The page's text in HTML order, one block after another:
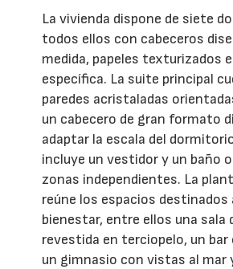
La vivienda dispone de siete
todos ellos con cabeceros
medida, papeles texturizados
específica. La suite principal
paredes acristaladas
un cabecero de gran formato
adaptar la escala del
incluye un vestidor y un baño
zonas independientes. La
reúne los espacios destinados
bienestar, entre ellos una sala
revestida en terciopelo, un
un gimnasio con vistas al mar